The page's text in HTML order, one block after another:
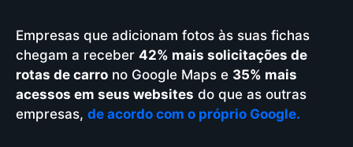
Empresas que adicionam fotos às suas fichas
chegam a receber 42% mais solicitações de
rotas de carro no Google Maps e 35% mais
acessos em seus websites do que as outras
empresas, de acordo com o próprio Google.